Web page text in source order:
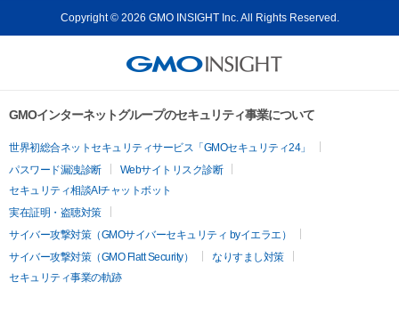
Copyright © 2026 GMO INSIGHT Inc. All Rights Reserved.
GMOインターネットグループのセキュリティ事業について
世界初総合ネットセキュリティサービス「GMOセキュリティ24」
パスワード漏洩診断
Webサイトリスク診断
セキュリティ相談AIチャットボット
実在証明・盗聴対策
サイバー攻撃対策（GMOサイバーセキュリティ byイエラエ）
サイバー攻撃対策（GMO Flatt Security）
なりすまし対策
セキュリティ事業の軌跡